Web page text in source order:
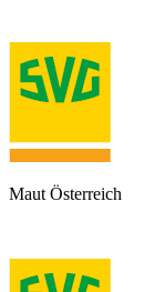
Maut Österreich